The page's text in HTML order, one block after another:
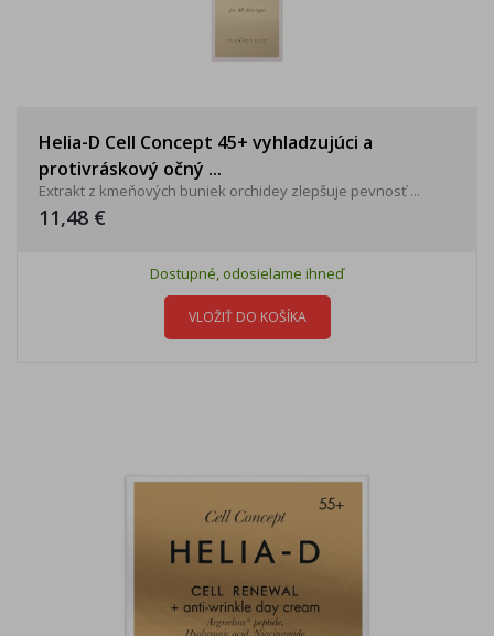
Helia-D Cell Concept 45+ vyhladzujúci a
protivráskový očný ...
Extrakt z kmeňových buniek orchidey zlepšuje pevnosť ...
11,48 €
Dostupné, odosielame ihneď
VLOŽIŤ DO KOŠÍKA